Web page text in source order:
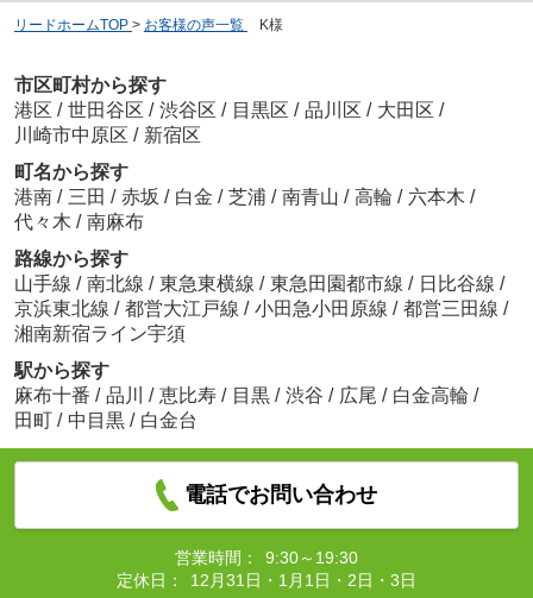
リードホームTOP > お客様の声一覧 K様
市区町村から探す
港区 / 世田谷区 / 渋谷区 / 目黒区 / 品川区 / 大田区 /
川崎市中原区 / 新宿区
町名から探す
港南 / 三田 / 赤坂 / 白金 / 芝浦 / 南青山 / 高輪 / 六本木 /
代々木 / 南麻布
路線から探す
山手線 / 南北線 / 東急東横線 / 東急田園都市線 / 日比谷線 /
京浜東北線 / 都営大江戸線 / 小田急小田原線 / 都営三田線 /
湘南新宿ライン宇須
駅から探す
麻布十番 / 品川 / 恵比寿 / 目黒 / 渋谷 / 広尾 / 白金高輪 /
田町 / 中目黒 / 白金台
電話でお問い合わせ
営業時間：
9:30～19:30
定休日：
12月31日・1月1日・2日・3日